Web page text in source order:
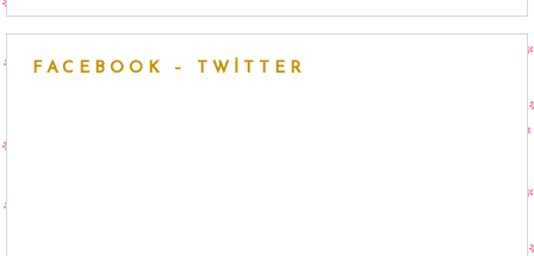
FACEBOOK – TWITTER